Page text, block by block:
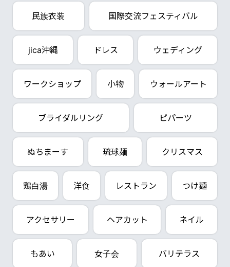
民族衣装 国際交流フェスティバル
jica沖縄 ドレス ウェディング
ワークショップ 小物 ウォールアート
ブライダルリング ピパーツ
ぬちまーす 琉球麺 クリスマス
鶏白湯 洋食 レストラン つけ麺
アクセサリー ヘアカット ネイル
もあい 女子会 バリテラス